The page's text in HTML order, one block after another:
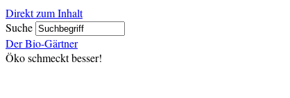
Direkt zum Inhalt
Suche
Der Bio-Gärtner
Öko schmeckt besser!